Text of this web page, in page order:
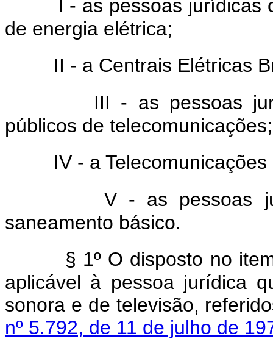
I - as pessoas jurídicas
de energia elétrica;
II - a Centrais Elétricas
III - as pessoas
públicos de telecomunicações;
IV - a
V - as pessoas
saneamento básico.
§ 1º O disposto no
aplicável à pessoa jurídica
sonora e de televisão,
nº 5.792, de 11 de julho de